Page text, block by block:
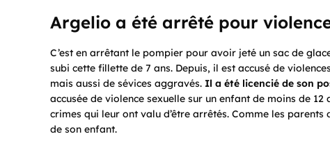
Argelio a été arrêté pour
C’est en arrêtant le pompier pour avoir jeté un sac de
subi cette fillette de 7 ans. Depuis, il est accusé de
mais aussi de sévices aggravés. Il a été licencié de son
accusée de violence sexuelle sur un enfant de moins de
crimes qui leur ont valu d’être arrêtés. Comme les
de son enfant.